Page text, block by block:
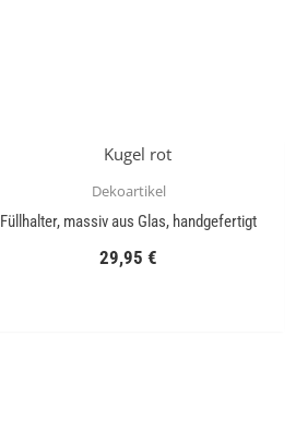
Dekoartikel
Füllhalter, massiv aus Glas, handgefertigt
29,95 €